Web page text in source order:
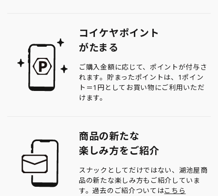
コイケヤポイント
がたまる
ご購入金額に応じて、ポイントが付与さ
れます。貯まったポイントは、1ポイン
ト＝1円としてお買い物にご利用いただ
けます。
商品の新たな
楽しみ方をご紹介
スナックとしてだけではない、湖池屋商
品の新たな楽しみ方もご紹介していま
す。過去のご紹介ついてはこちら